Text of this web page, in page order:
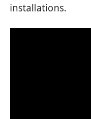
installations.